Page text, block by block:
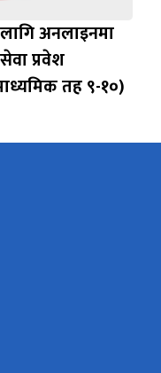
अनलाइनमा
प्रवेश
तह ९-१०)